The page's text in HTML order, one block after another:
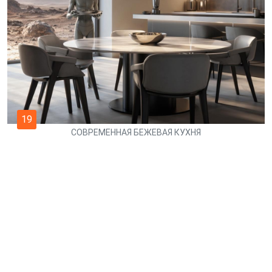
19
СОВРЕМЕННАЯ БЕЖЕВАЯ КУХНЯ